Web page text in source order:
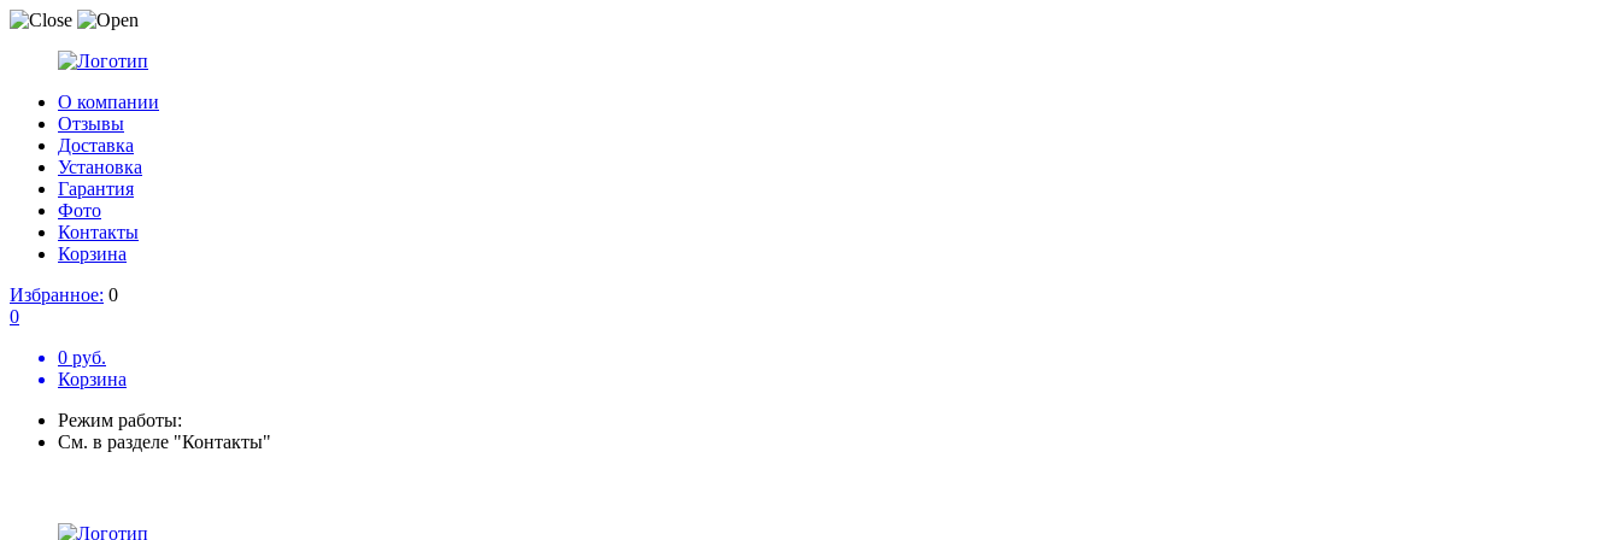
О компании
Отзывы
Доставка
Установка
Гарантия
Фото
Контакты
Корзина
Избранное: 0
0
0 руб.
Корзина
Режим работы:
См. в разделе "Контакты"